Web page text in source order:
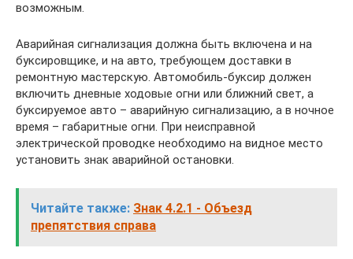
возможным.
Аварийная сигнализация должна быть включена и на
буксировщике, и на авто, требующем доставки в
ремонтную мастерскую. Автомобиль-буксир должен
включить дневные ходовые огни или ближний свет, а
буксируемое авто – аварийную сигнализацию, а в ночное
время – габаритные огни. При неисправной
электрической проводке необходимо на видное место
установить знак аварийной остановки.
Читайте также: Знак 4.2.1 - Объезд
препятствия справа